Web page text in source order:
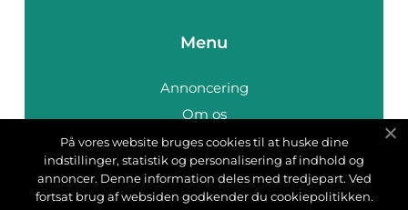
Menu
Annoncering
Om os
Cookies
Kontakt os
Sitemap
På vores website bruges cookies til at huske dine
indstillinger, statistik og personalisering af indhold og
annoncer. Denne information deles med tredjepart. Ved
fortsat brug af websiden godkender du cookiepolitikken.